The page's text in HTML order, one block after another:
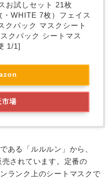
お試しセット 21枚
・WHITE 7枚）フェイス
クパック マスクシート
クパック シートマス
1/1]
市場
ある「ルルルン」から、
売されています。定番の
ランク上のシートマスクで